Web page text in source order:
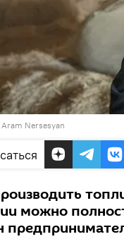
Nersesyan
можно